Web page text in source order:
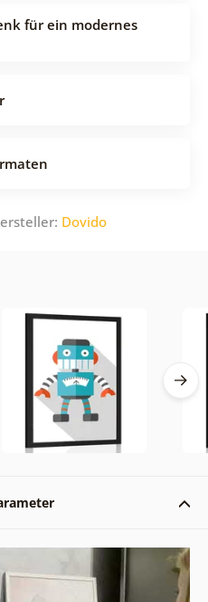
für ein modernes
Dovido